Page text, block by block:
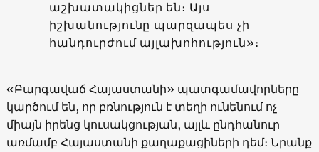
աշխատակիցներ են։ Այս
իշխանությունը պարզապես չի
հանդուրժում այլախոհություն»։
«Բարգավաճ Հայաստանի» պատգամավորները
կարծում են, որ բռնություն է տեղի ունենում ոչ
միայն իրենց կուսակցության, այլև ընդհանուր
առմամբ Հայաստանի քաղաքացիների դեմ։ Նրանք